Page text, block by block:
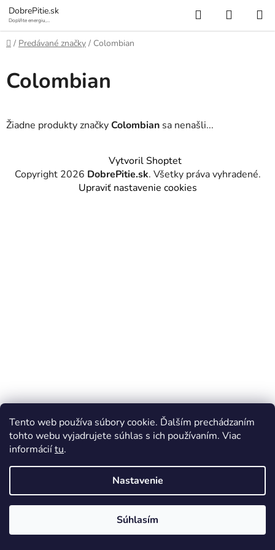
Tento web používa súbory cookie. Ďalším prechádzaním
tohto webu vyjadrujete súhlas s ich používaním. Viac
informáciítu.
Nastavenie
Súhlasím
Prejsť
na
obsah
DobrePitie.sk
Doplňte energiu,
Hľadať
KOŠÍK
Domov
/ Predávané značky / Colombian
Colombian
Žiadne produkty značkyColombian sa nenašli...
Vytvoril Shoptet
Copyright 2026 DobrePitie.sk. Všetky práva vyhradené.
Upraviť nastavenie cookies